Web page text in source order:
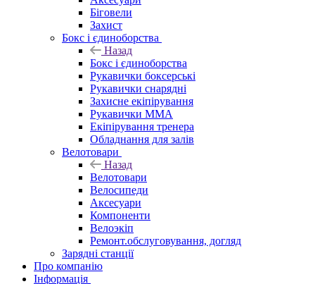
Біговели
Захист
Бокс і єдиноборства
Назад
Бокс і єдиноборства
Рукавички боксерські
Рукавички снарядні
Захисне екіпірування
Рукавички ММА
Екіпірування тренера
Обладнання для залів
Велотовари
Назад
Велотовари
Велосипеди
Аксесуари
Компоненти
Велоэкіп
Ремонт.обслуговування, догляд
Зарядні станції
Про компанію
Інформація